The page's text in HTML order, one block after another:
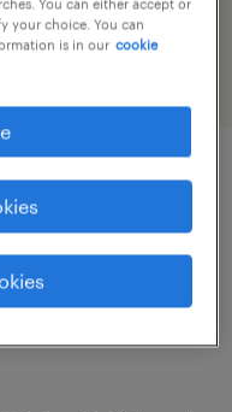
You can either accept or
your choice. You can
is in our cookie